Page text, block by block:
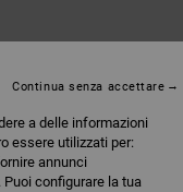
a delle informazioni
essere utilizzati per:
annunci
configurare la tua
Continua senza accettare